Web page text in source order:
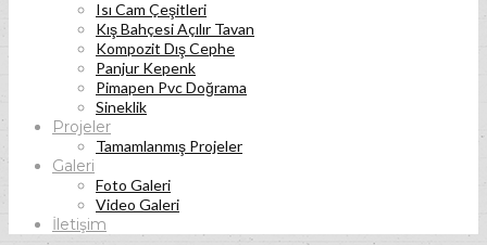
Isı Cam Çeşitleri
Kış Bahçesi Açılır Tavan
Kompozit Dış Cephe
Panjur Kepenk
Pimapen Pvc Doğrama
Sineklik
Projeler
Tamamlanmış Projeler
Galeri
Foto Galeri
Video Galeri
İletişim